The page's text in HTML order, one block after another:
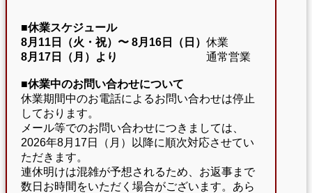
■休業スケジュール
8月11日（火・祝）〜 8月16日（日） 休業
8月17日（月）より
通常営業
■休業中のお問い合わせについて
休業期間中のお電話によるお問い合わせは停止
しております。
メール等でのお問い合わせにつきましては、
2026年8月17日（月）以降に順次対応させてい
ただきます。
連休明けは混雑が予想されるため、お返事まで
数日お時間をいただく場合がございます。あら